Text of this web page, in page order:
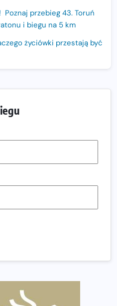
przebieg 43. Toruń
i biegu na 5 km
życiówki przestają być
stworzony do szybkiego
narzędzie dla biegacza
warto o niej wiedzieć?
jubileuszowy Bieg
maratonów w
Mistrzostw Polski